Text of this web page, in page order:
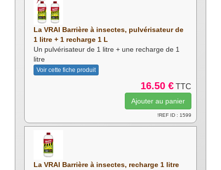
La VRAI Barrière à insectes, pulvérisateur de
1 litre + 1 recharge 1 L
Un pulvérisateur de 1 litre + une recharge de 1
litre
Voir cette fiche produit
16.50 € TTC
!REF ID : 1599
La VRAI Barrière à insectes, recharge 1 litre